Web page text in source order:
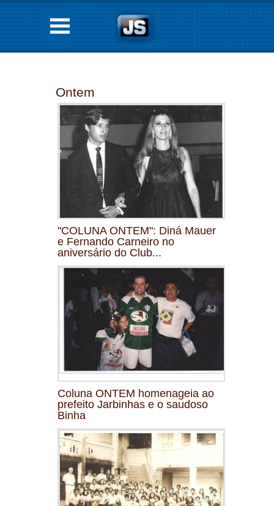
Ontem
"COLUNA ONTEM": Diná Mauer
e Fernando Carneiro no
aniversário do Club...
Coluna ONTEM homenageia ao
prefeito Jarbinhas e o saudoso
Binha